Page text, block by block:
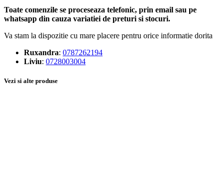
Toate comenzile se proceseaza telefonic, prin email sau pe
whatsapp din cauza variatiei de preturi si stocuri.
Va stam la dispozitie cu mare placere pentru orice informatie dorita
Ruxandra: 0787262194
Liviu: 0728003004
Vezi si alte produse